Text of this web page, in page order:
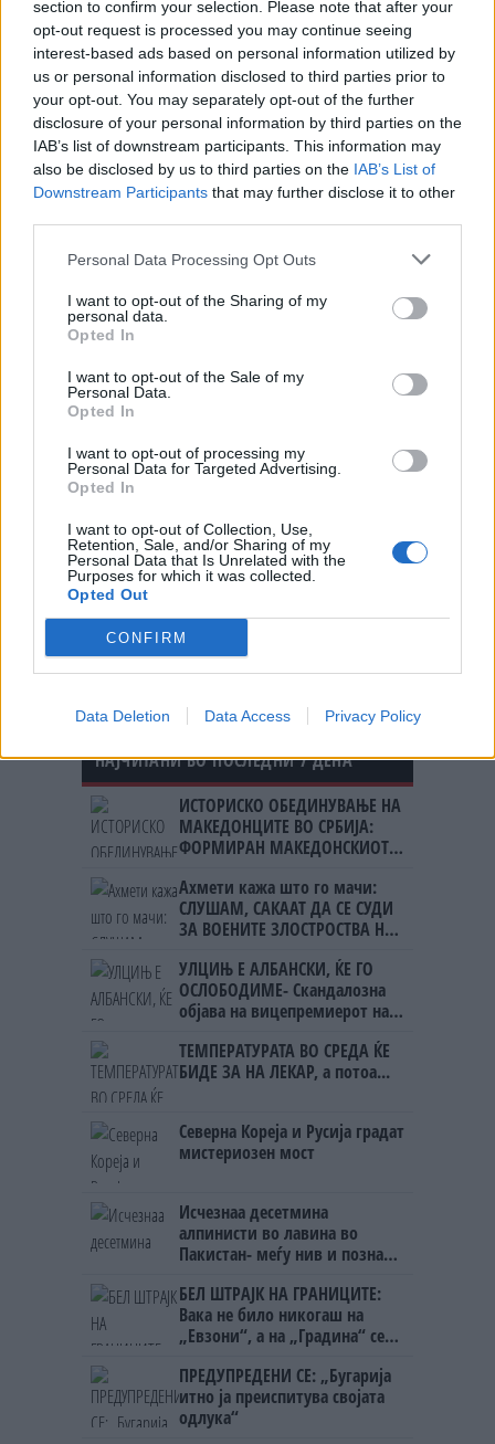
section to confirm your selection. Please note that after your
opt-out request is processed you may continue seeing
interest-based ads based on personal information utilized by
us or personal information disclosed to third parties prior to
your opt-out. You may separately opt-out of the further
disclosure of your personal information by third parties on the
IAB’s list of downstream participants. This information may
also be disclosed by us to third parties on the IAB’s List of
Downstream Participants that may further disclose it to other
Personal Data Processing Opt Outs
I want to opt-out of the Sharing of my
personal data.
Opted In
I want to opt-out of the Sale of my
Personal Data.
Opted In
I want to opt-out of processing my
Personal Data for Targeted Advertising.
Opted In
I want to opt-out of Collection, Use,
Retention, Sale, and/or Sharing of my
Personal Data that Is Unrelated with the
Purposes for which it was collected.
Opted Out
CONFIRM
Data Deletion Data Access Privacy Policy
особено во северозападните делови на
континентот.
Сепак, најголемата грижа е индиректниот удар
врз глобалната економија. Историјата покажува
дека силните Ел Нињо периоди редовно ги
намалуваат приносите во земјоделството, што
води до поскапување на храната и штети кои се
мерат во стотици милијарди долари.
Крајниот исход и точната јачина на феноменот
ќе бидат појасни кон крајот на годината, кога Ел
околу Божиќ. Но, научниците се децидни – дури
и да не се оствари најлошото сценарио за
бидат сериозни.
© Vecer.mk, правата за текстот се на редакцијата
Apple не попушта: НЕ И ДАВА
СОДРЖИНИТЕ НА СВОИТЕ
КЛИЕНТИ
35 ГОДИНИ ОД ПРВИОТ КЛИК,
Првата веб - страница што го
„роди“ интернетот се уште
живеe
НАЈЧИТАНИ ВО ПОСЛЕДНИ 7 ДЕНА
ИСТОРИСКО ОБЕДИНУВАЊЕ НА
МАКЕДОНЦИТЕ ВО СРБИЈА:
ФОРМИРАН МАКЕДОНСКИОТ
Ахмети кажа што го мачи:
СЛУШАМ, САКААТ ДА СЕ СУДИ
ЗА ВОЕНИТЕ ЗЛОСТРОСТВА НА
УЛЦИЊ Е АЛБАНСКИ, ЌЕ ГО
ОСЛОБОДИМЕ- Скандалозна
објава на вицепремиерот на
ТЕМПЕРАТУРАТА ВО СРЕДА ЌЕ
БИДЕ ЗА НА ЛЕКАР, а потоа...
Северна Кореја и Русија градат
мистериозен мост
Исчезнаа десетмина
алпинисти во лавина во
Пакистан- меѓу нив и познат
БЕЛ ШТРАЈК НА ГРАНИЦИТЕ:
Вака не било никогаш на
„Евзони“, а на „Градина“ се
ПРЕДУПРЕДЕНИ СЕ: „Бугарија
итно ја преиспитува својата
одлука“